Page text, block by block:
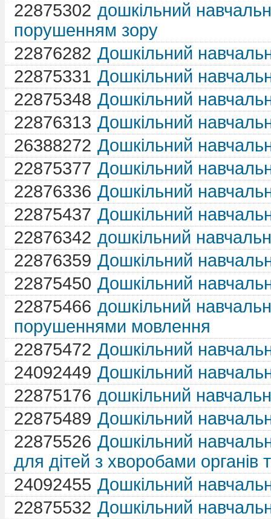
22875302 дошкільний
порушенням зору
22876282 Дошкільний
22875331 Дошкільний
22875348 Дошкільний
22876313 Дошкільний
26388272 Дошкільний
22875377 Дошкільний
22876336 Дошкільний
22875437 Дошкільний
22876342 дошкільний
22876359 Дошкільний
22875450 Дошкільний
22875466 дошкільний
порушеннями мовлення
22875472 Дошкільний
24092449 Дошкільний
22875176 дошкільний
22875489 Дошкільний
22875526 Дошкільний
для дітей з хворобами органів
24092455 Дошкільний
22875532 Дошкільний